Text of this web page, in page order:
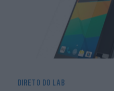
DIRETO DO LAB